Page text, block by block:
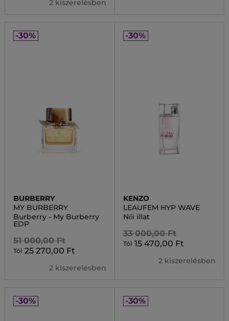
2 kiszerelésben
-30%
BURBERRY
MY BURBERRY
Burberry - My Burberry
EDP
51 000,00 Ft
Tól 25 270,00 Ft
2 kiszerelésben
-30%
KENZO
LEAUFEM HYP WAVE
Női illat
33 000,00 Ft
Tól 15 470,00 Ft
2 kiszerelésben
-30% -30%